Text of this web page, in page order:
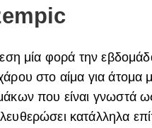
μία φορά την
στο αίμα για άτομα
που είναι γνωστά ως
κατάλληλα